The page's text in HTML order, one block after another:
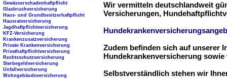
Wir vermitteln deutschlandweit
Versicherungen,
Zudem befinden sich auf unserer
Hundekrankenversicherung
Selbstverständlich stehen wir
Gewässerschadenhaftpflicht
Glasbruchversicherung
Haus- und Grundbesitzerhaftpflicht
Hausratversicherung
Jagdhaftpflichtversicherung
KFZ-Versicherung
Krankenzusatzversicherung
Private Krankenversicherung
Privathaftpflichtversicherung
Rechtsschutzversicherung
Sterbegeldversicherung
Unfallversicherung
Wohngebäudeversicherung